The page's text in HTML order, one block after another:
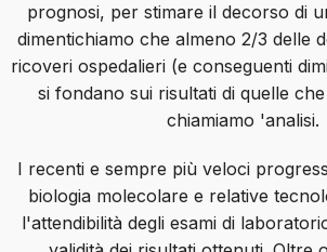
prognosi, per stimare il decorso di
dimentichiamo che almeno 2/3 delle
ricoveri ospedalieri (e conseguenti
si fondano sui risultati di quelle
chiamiamo 'analisi.
I recenti e sempre più veloci
biologia molecolare e relative
l'attendibilità degli esami di